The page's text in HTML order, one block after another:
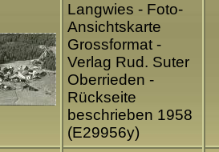
Langwies - Foto-
Ansichtskarte
Grossformat -
Verlag Rud. Suter
Oberrieden -
Rückseite
beschrieben 1958
(E29956y)